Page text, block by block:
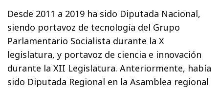
Desde 2011 a 2019 ha sido Diputada Nacional,
siendo portavoz de tecnología del Grupo
Parlamentario Socialista durante la X
legislatura, y portavoz de ciencia e innovación
durante la XII Legislatura. Anteriormente, había
sido Diputada Regional en la Asamblea regional